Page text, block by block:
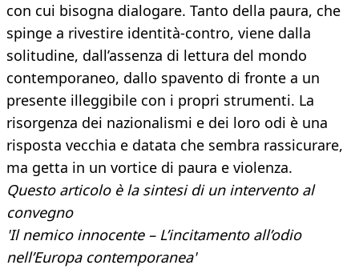
con cui bisogna dialogare. Tanto della paura, che
spinge a rivestire identità-contro, viene dalla
solitudine, dall’assenza di lettura del mondo
contemporaneo, dallo spavento di fronte a un
presente illeggibile con i propri strumenti. La
risorgenza dei nazionalismi e dei loro odi è una
risposta vecchia e datata che sembra rassicurare,
ma getta in un vortice di paura e violenza.
Questo articolo è la sintesi di un intervento al
convegno
'Il nemico innocente – L’incitamento all’odio
nell’Europa contemporanea'